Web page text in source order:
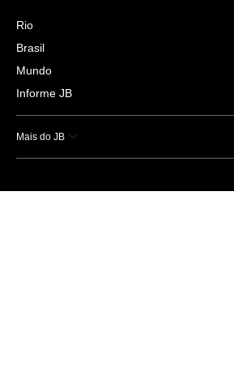
Rio
Brasil
Mundo
Informe JB
Mais do JB
Esportes